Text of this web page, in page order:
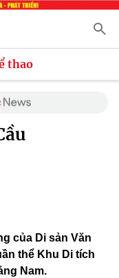
thao
của Di sản Văn
thể Khu Di tích
Nam.